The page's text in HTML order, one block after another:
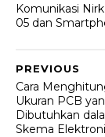
Komunikasi
05 dan
PREVIOUS
Cara
Ukuran PCB
Dibutuhkan
Skema